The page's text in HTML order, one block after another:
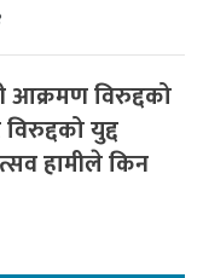
आक्रमण विरुद्दको
युद्द
हामीले किन